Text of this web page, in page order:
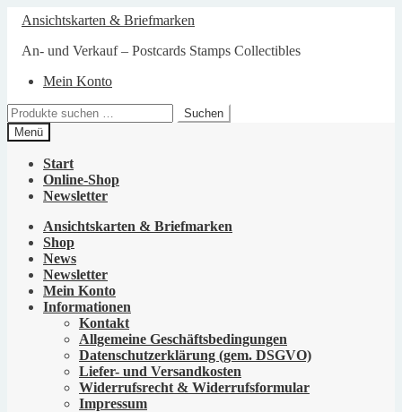
Zur
Navigation
springen
Zum
Inhalt
springen
Ansichtskarten & Briefmarken
An- und Verkauf – Postcards Stamps Collectibles
Mein Konto
Suchen
nach:
Suchen
Menü
Start
Online-Shop
Newsletter
Ansichtskarten & Briefmarken
Shop
News
Newsletter
Mein Konto
Informationen
Kontakt
Allgemeine Geschäftsbedingungen
Datenschutzerklärung (gem. DSGVO)
Liefer- und Versandkosten
Widerrufsrecht & Widerrufsformular
Impressum